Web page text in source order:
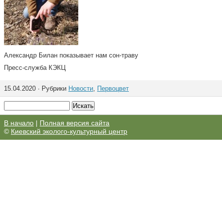
Александр Билан показывает нам сон-траву
Пресс-служба КЭКЦ
15.04.2020 · Рубрики Новости, Первоцвет
В начало | Полная версия сайта
© Киевский эколого-культурный центр